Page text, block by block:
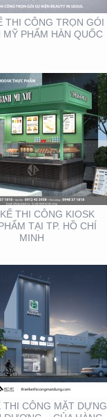
THI CÔNG TRỌN GÓI
MỸ PHẨM HÀN QUỐC
THI CÔNG KIOSK
TẠI TP. HỒ CHÍ
MINH
KẾ THI CÔNG
DỰNG TẠI BÌNH
– CỦA HÀNG
ROBOVAC
THI CÔNG MẶT DỰNG
KẾ THI CÔNG
HÀNG REAL EMS
TẠI TTTM